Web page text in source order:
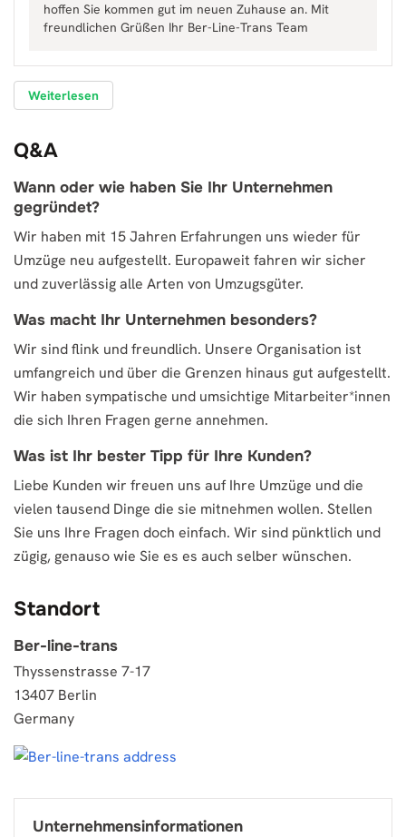
hoffen Sie kommen gut im neuen Zuhause an. Mit
freundlichen Grüßen Ihr Ber-Line-Trans Team
Weiterlesen
Q&A
Wann oder wie haben Sie Ihr Unternehmen
gegründet?
Wir haben mit 15 Jahren Erfahrungen uns wieder für
Umzüge neu aufgestellt. Europaweit fahren wir sicher
und zuverlässig alle Arten von Umzugsgüter.
Was macht Ihr Unternehmen besonders?
Wir sind flink und freundlich. Unsere Organisation ist
umfangreich und über die Grenzen hinaus gut aufgestellt.
Wir haben sympatische und umsichtige Mitarbeiter*innen
die sich Ihren Fragen gerne annehmen.
Was ist Ihr bester Tipp für Ihre Kunden?
Liebe Kunden wir freuen uns auf Ihre Umzüge und die
vielen tausend Dinge die sie mitnehmen wollen. Stellen
Sie uns Ihre Fragen doch einfach. Wir sind pünktlich und
zügig, genauso wie Sie es es auch selber wünschen.
Standort
Ber-line-trans
Thyssenstrasse 7-17
13407 Berlin
Germany
Unternehmensinformationen